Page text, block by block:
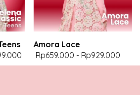
Amora Lace
Rp659.000 - Rp929.000